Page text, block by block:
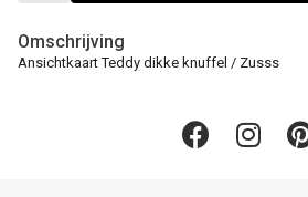
Omschrijving
Ansichtkaart Teddy dikke knuffel / Zusss